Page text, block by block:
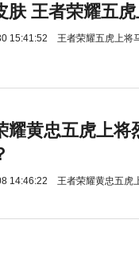
肤 王者荣耀五
15:41:52 王者荣耀五虎上将
耀黄忠五虎上将
14:46:22 王者荣耀黄忠五虎